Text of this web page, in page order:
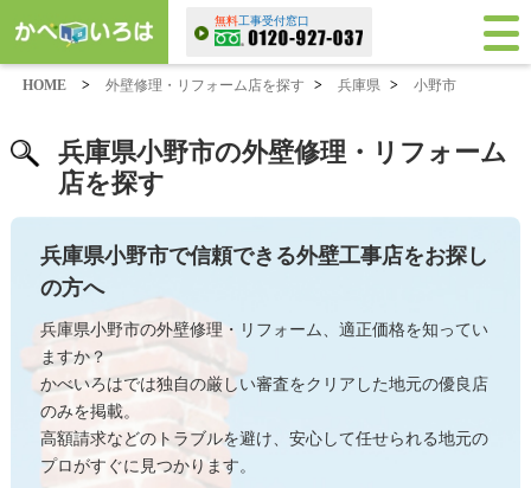
無料工事受付窓口
HOME > 外壁修理・リフォーム店を探す > 兵庫県 > 小野市
兵庫県小野市の外壁修理・リフォーム
店を探す
兵庫県小野市で信頼できる外壁工事店をお探し
の方へ
兵庫県小野市の外壁修理・リフォーム、適正価格を知ってい
ますか？
かべいろはでは独自の厳しい審査をクリアした地元の優良店
のみを掲載。
高額請求などのトラブルを避け、安心して任せられる地元の
プロがすぐに見つかります。